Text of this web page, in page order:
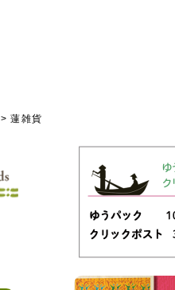
>蓮雑貨